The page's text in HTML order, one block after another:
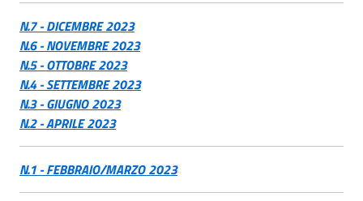
N.7 - DICEMBRE 2023
N.6 - NOVEMBRE 2023
N.5 - OTTOBRE 2023
N.4 - SETTEMBRE 2023
N.3 - GIUGNO 2023
N.2 - APRILE 2023
N.1 - FEBBRAIO/MARZO 2023